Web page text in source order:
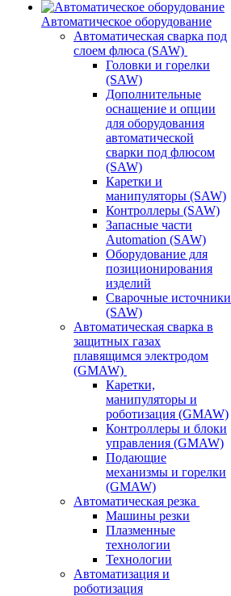
Автоматическое оборудование
Автоматическая сварка под
слоем флюса (SAW)
Головки и горелки
(SAW)
Дополнительные
оснащение и опции
для оборудования
автоматической
сварки под флюсом
(SAW)
Каретки и
манипуляторы (SAW)
Контроллеры (SAW)
Запасные части
Automation (SAW)
Оборудование для
позиционирования
изделий
Сварочные источники
(SAW)
Автоматическая сварка в
защитных газах
плавящимся электродом
(GMAW)
Каретки,
манипуляторы и
роботизация (GMAW)
Контроллеры и блоки
управления (GMAW)
Подающие
механизмы и горелки
(GMAW)
Автоматическая резка
Машины резки
Плазменные
технологии
Технологии
Автоматизация и
роботизация